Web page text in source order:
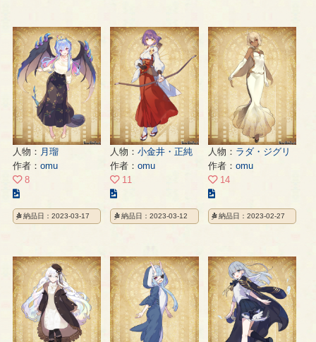
ト
の
ペ
ー
ジ
ト
の
ペ
ー
ジ
ト
の
ペ
ー
ジ
人物： 月瑠
作者： omu
8
の
イ
ト
の
ペ
ー
ジ
納品日：2023-03-17
人物：小金井・正純
作者：omu
11
の
イ
ト
の
ペ
ー
ジ
納品日：2023-03-12
人物： ラダ・ジグリ
作者： omu
14
の
イ
ト
の
ペ
ー
ジ
納品日：2023-02-27